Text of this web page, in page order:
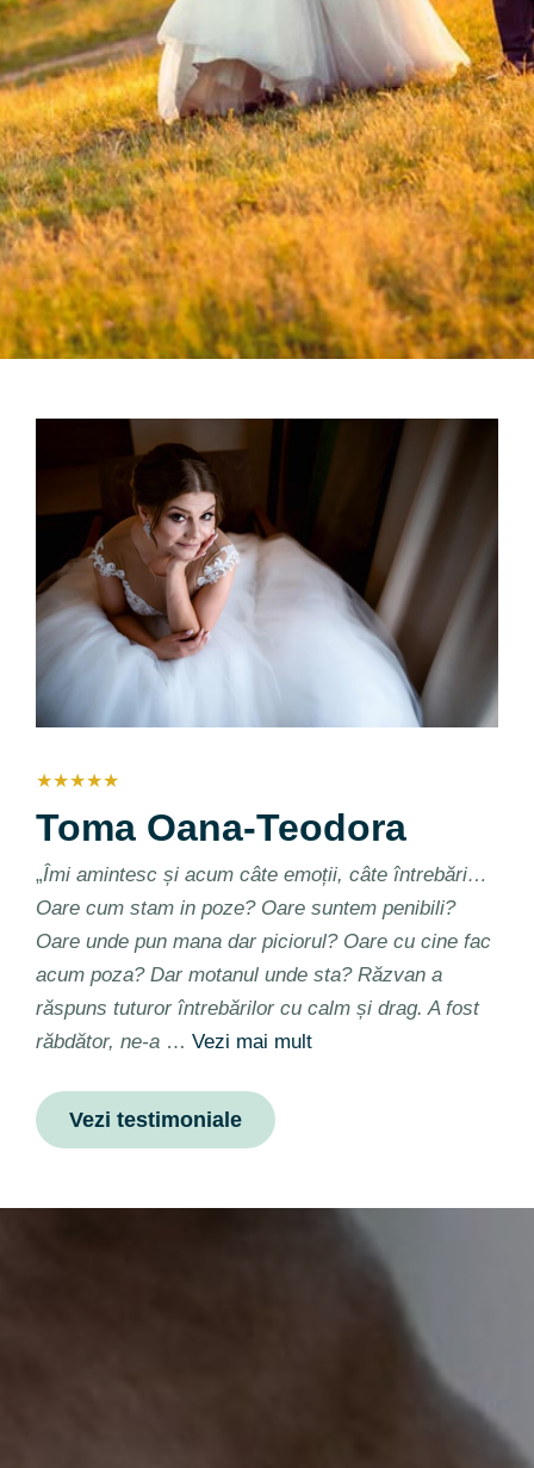
★★★★★
Toma Oana-Teodora
„Îmi amintesc și acum câte emoții, câte întrebări…
Oare cum stam in poze? Oare suntem penibili?
Oare unde pun mana dar piciorul? Oare cu cine fac
acum poza? Dar motanul unde sta? Răzvan a
răspuns tuturor întrebărilor cu calm și drag. A fost
răbdător, ne-a … Vezi mai mult
Vezi testimoniale